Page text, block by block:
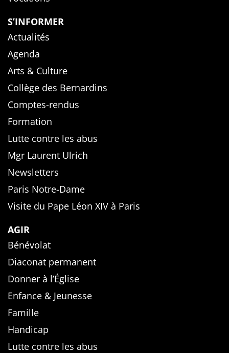
S’INFORMER
Actualités
Agenda
Arts & Culture
Collège des Bernardins
Comptes-rendus
Formation
Lutte contre les abus
Mgr Laurent Ulrich
Newsletters
Paris Notre-Dame
Visite du Pape Léon XIV à Paris
AGIR
Bénévolat
Diaconat permanent
Donner à l’Église
Enfance & Jeunesse
Famille
Handicap
Lutte contre les abus